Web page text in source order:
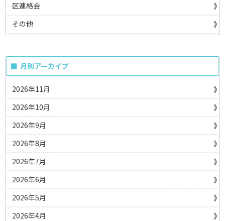
区連絡会
その他
月別アーカイブ
2026年11月
2026年10月
2026年9月
2026年8月
2026年7月
2026年6月
2026年5月
2026年4月